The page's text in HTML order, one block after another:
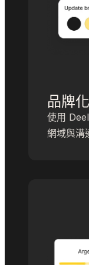
品牌化
使用
網域與溝